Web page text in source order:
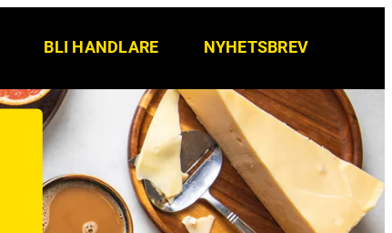
BLI HANDLARE NYHETSBREV